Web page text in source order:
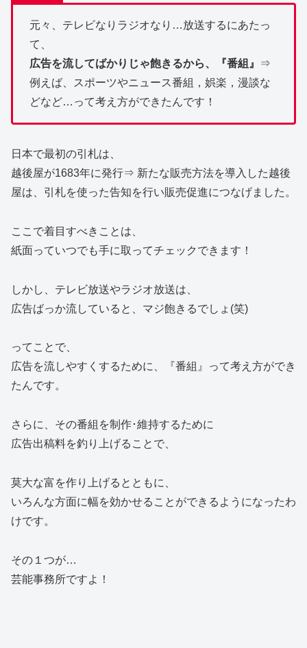
元々、テレビなりラジオなり…放送するにあたっ
て、
広告を流してばかりじゃ飽きるから、『番組』
⇒
例えば、スポーツやニュース番組，娯楽，漫談な
どなど…って考え方ができたんです！
日本で最初の引札は、
越後屋が1683年に発行⇒ 新たな販売方法を導入した越後
屋は、引札を使った告知を行い販売促進につなげました。
ここで着目すべきことは、
紙面っていつでも手に取ってチェックできます！
しかし、テレビ放送やラジオ放送は、
広告ばっか流していると、マジ飽きるでしょ(笑)
ってことで、
広告を流しやすくするために、『番組』って考え方ができ
たんです。
さらに、その番組を制作･維持するために
広告出稿料を釣り上げることで、
莫大な富を作り上げるとともに、
いろんな方面に幅を効かせることができるようになったわ
けです。
その１つが…
芸能事務所ですよ！